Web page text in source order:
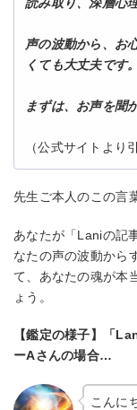
声の波動から、お
くても大丈夫です。
まずは、お声を聞
（公式サイトより
先生ご本人のこの言
あなたが「Laniの記
なたの声の波動から
て、あなたの魂が本
ょう。
【鑑定の様子】「
ーAさんの場合…
こんに